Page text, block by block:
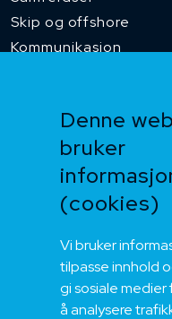
Denne
bruker
(cookies)
Vi bruker
tilpasse innhold
gi sosiale
å analysere
Skip og offshore
Kommunikasjon